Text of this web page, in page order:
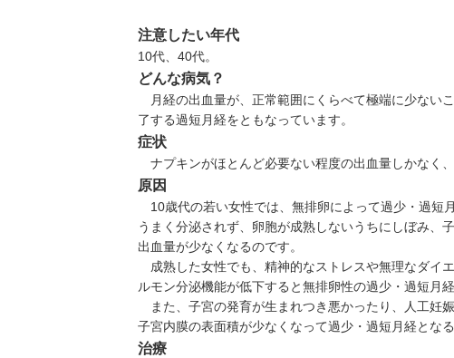
注意したい年代
10代、40代。
どんな病気？
月経の出血量が、正常範囲にくらべて極端に少ない
了する過短月経をともなっています。
症状
ナプキンがほとんど必要ない程度の出血量しかなく
原因
10歳代の若い女性では、無排卵によって過少・過短
うまく分泌されず、卵胞が成熟しないうちにしぼみ、
出血量が少なくなるのです。
成熟した女性でも、精神的なストレスや無理なダイ
ルモン分泌機能が低下すると無排卵性の過少・過短月経
また、子宮の発育が生まれつき悪かったり、人工妊
子宮内膜の表面積が少なくなって過少・過短月経となる
治療